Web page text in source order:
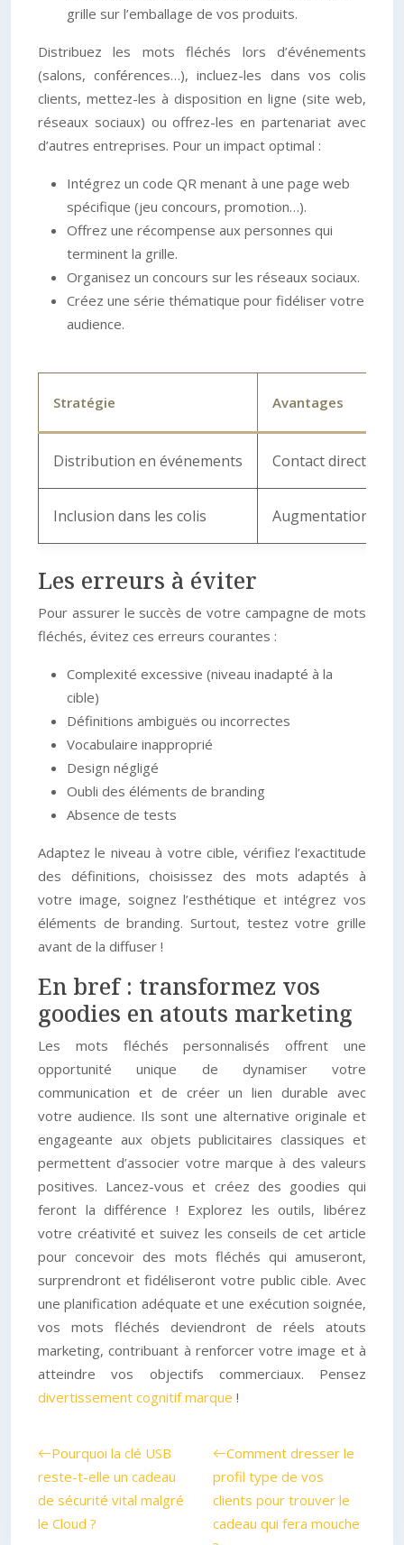
grille sur l’emballage de vos produits.
Distribuez les mots fléchés lors d’événements
(salons, conférences…), incluez-les dans vos colis
clients, mettez-les à disposition en ligne (site web,
réseaux sociaux) ou offrez-les en partenariat avec
d’autres entreprises. Pour un impact optimal :
Intégrez un code QR menant à une page web
spécifique (jeu concours, promotion…).
Offrez une récompense aux personnes qui
terminent la grille.
Organisez un concours sur les réseaux sociaux.
Créez une série thématique pour fidéliser votre
audience.
Stratégie Avantages
Distribution en événements Contact direct
Inclusion dans les colis Augmentation de
Les erreurs à éviter
Pour assurer le succès de votre campagne de mots
fléchés, évitez ces erreurs courantes :
Complexité excessive (niveau inadapté à la
cible)
Définitions ambiguës ou incorrectes
Vocabulaire inapproprié
Design négligé
Oubli des éléments de branding
Absence de tests
Adaptez le niveau à votre cible, vérifiez l’exactitude
des définitions, choisissez des mots adaptés à
votre image, soignez l’esthétique et intégrez vos
éléments de branding. Surtout, testez votre grille
avant de la diffuser !
En bref : transformez vos
goodies en atouts marketing
Les mots fléchés personnalisés offrent une
opportunité unique de dynamiser votre
communication et de créer un lien durable avec
votre audience. Ils sont une alternative originale et
engageante aux objets publicitaires classiques et
permettent d’associer votre marque à des valeurs
positives. Lancez-vous et créez des goodies qui
feront la différence ! Explorez les outils, libérez
votre créativité et suivez les conseils de cet article
pour concevoir des mots fléchés qui amuseront,
surprendront et fidéliseront votre public cible. Avec
une planification adéquate et une exécution soignée,
vos mots fléchés deviendront de réels atouts
marketing, contribuant à renforcer votre image et à
atteindre vos objectifs commerciaux. Pensez
divertissement cognitif marque !
Pourquoi la clé USB
reste-t-elle un cadeau
de sécurité vital malgré
le Cloud ?
Comment dresser le
profil type de vos
clients pour trouver le
cadeau qui fera mouche